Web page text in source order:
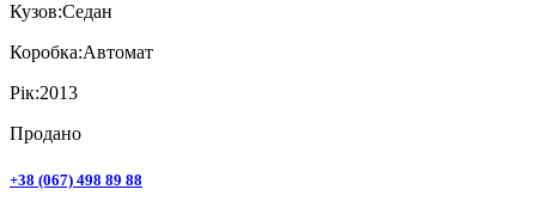
Кузов:Седан
Коробка:Автомат
Рік:2013
Продано
+38 (067) 498 89 88